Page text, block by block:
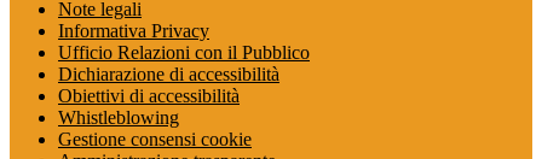
Note legali
Informativa Privacy
Ufficio Relazioni con il Pubblico
Dichiarazione di accessibilità
Obiettivi di accessibilità
Whistleblowing
Gestione consensi cookie